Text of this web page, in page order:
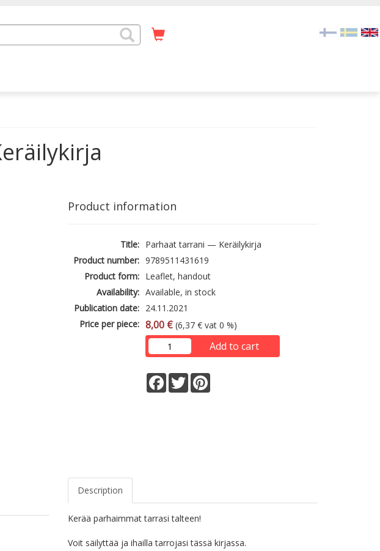
Product information
Title: Parhaat tarrani — Keräilykirja
Product number: 9789511431619
Product form: Leaflet, handout
Availability: Available, in stock
Publication date: 24.11.2021
Price per piece: 8,00 € (6,37 € vat 0 %)
Add to cart
Facebook
Twitter
Description
Kerää parhaimmat tarrasi talteen!
Voit säilyttää ja ihailla tarrojasi tässä kirjassa.